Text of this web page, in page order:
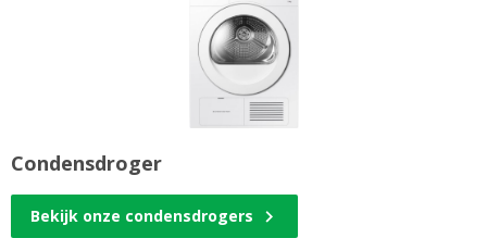
Condensdroger
Bekijk onze condensdrogers